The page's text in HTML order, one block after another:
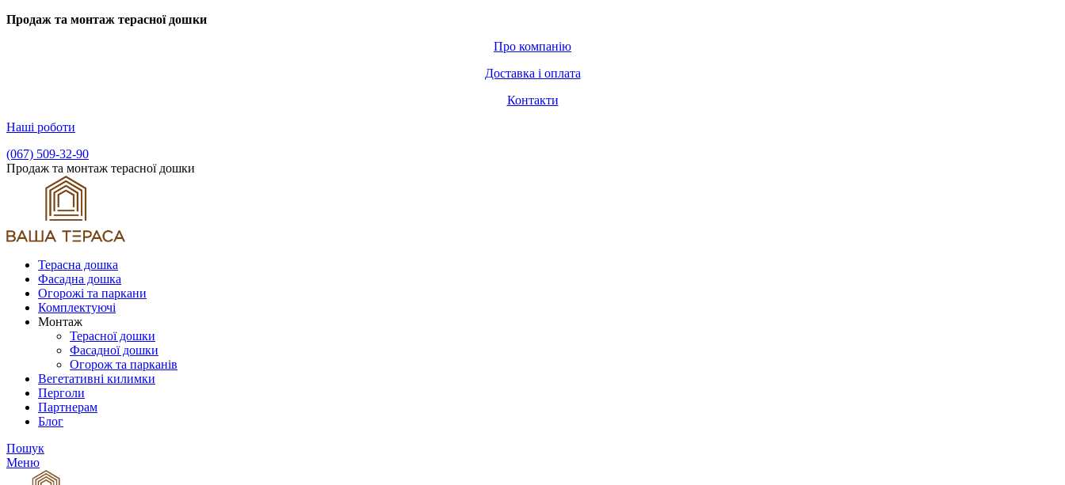
Продаж та монтаж терасної дошки
Про компанію
Доставка і оплата
Контакти
Наші роботи
(067) 509-32-90
Продаж та монтаж терасної дошки
Терасна дошка
Фасадна дошка
Огорожі та паркани
Комплектуючі
Монтаж
Терасної дошки
Фасадної дошки
Огорож та парканів
Вегетативні килимки
Перголи
Партнерам
Блог
Пошук
Меню